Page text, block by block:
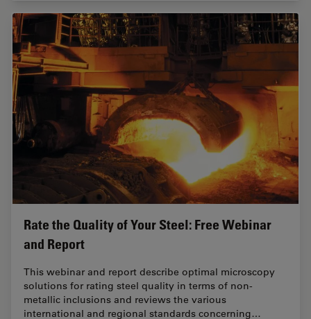
Rate the Quality of Your Steel: Free Webinar
and Report
This webinar and report describe optimal microscopy
solutions for rating steel quality in terms of non-
metallic inclusions and reviews the various
international and regional standards concerning…